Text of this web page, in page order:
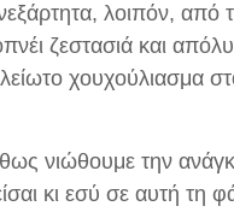
λοιπόν, από
ζεστασιά και
χουχούλιασμα
νιώθουμε την
κι εσύ σε αυτή τη